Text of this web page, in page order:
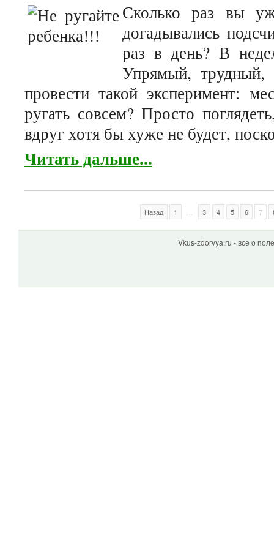
Сколько раз вы
догадывались
раз в день? В
Упрямый,
провести такой эксперимент:
ругать совсем? Просто
вдруг хотя бы хуже не будет,
Читать дальше...
Назад 1 3 4 5 6 7
Vkus-zdorvya.ru - все о